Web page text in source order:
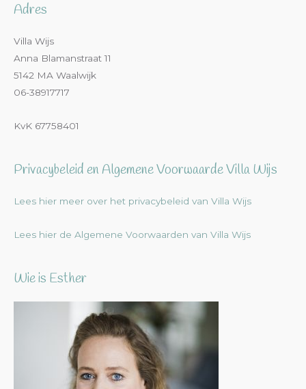
Adres
Villa Wijs
Anna Blamanstraat 11
5142 MA Waalwijk
06-38917717
KvK 67758401
Privacybeleid en Algemene Voorwaarde Villa Wijs
Lees hier meer over het privacybeleid van Villa Wijs
Lees hier de Algemene Voorwaarden van Villa Wijs
Wie is Esther